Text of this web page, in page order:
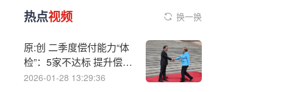
热点视频 换一换
原:创 二季度偿付能力“体
检”：5家不达标 提升偿付
能力有何妙招
2026-01-28 13:29:36